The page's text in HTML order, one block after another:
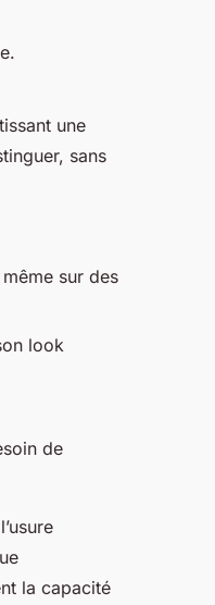
une
sans
sur des
look
de
la capacité